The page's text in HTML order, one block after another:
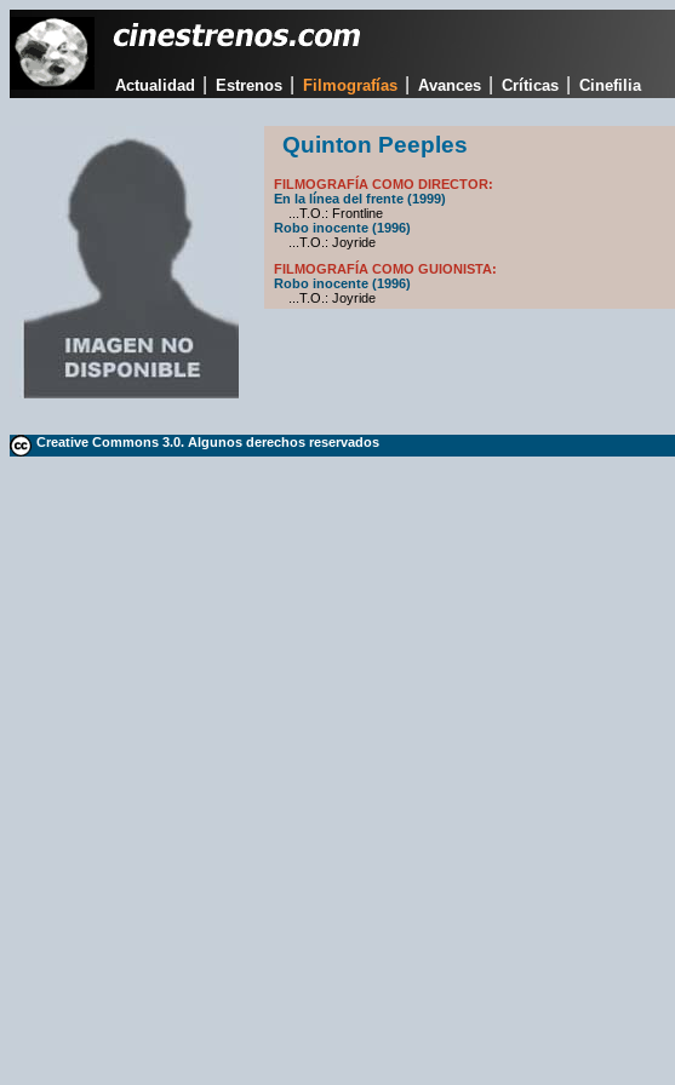
Actualidad Estrenos Filmografías Avances Críticas Cinefilia
Quinton Peeples
FILMOGRAFÍA COMO DIRECTOR:
En la línea del frente (1999)
...T.O.: Frontline
Robo inocente (1996)
...T.O.: Joyride
FILMOGRAFÍA COMO GUIONISTA:
Robo inocente (1996)
...T.O.: Joyride
Creative Commons 3.0. Algunos derechos reservados